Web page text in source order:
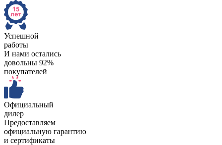
Успешной
работы
И нами остались
довольны 92%
покупателей
Официальный
дилер
Предоставляем
официальную гарантию
и сертификаты